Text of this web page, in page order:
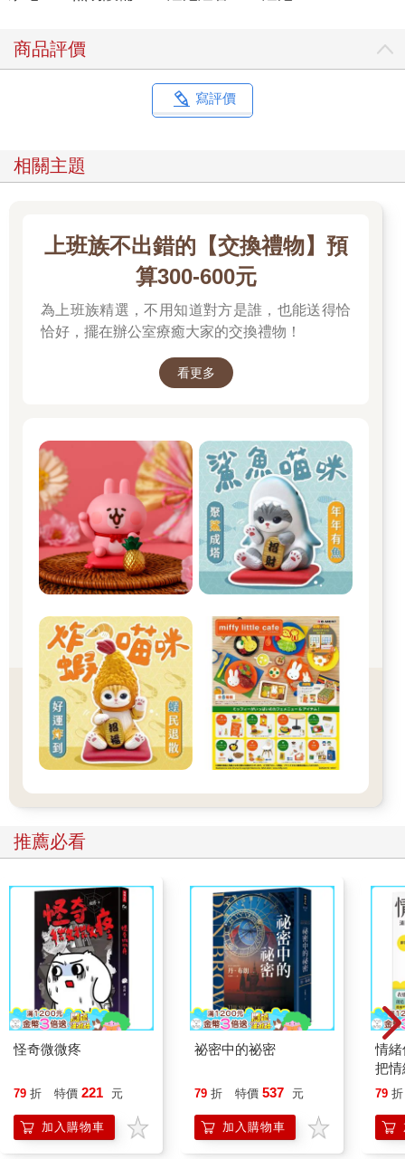
商品評價
寫評價
相關主題
上班族不出錯的【交換禮物】預
算300-600元
為上班族精選，不用知道對方是誰，也能送得恰
恰好，擺在辦公室療癒大家的交換禮物！
看更多
推薦必看
怪奇微微疼
79 折 特價 221 元
加入購物車
祕密中的祕密
79 折 特價 537 元
加入購物車
情
把
誰
79 折